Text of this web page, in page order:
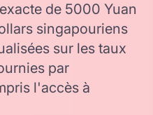
de 5000 Yuan
singapouriens
sur les taux
par
l'accès à